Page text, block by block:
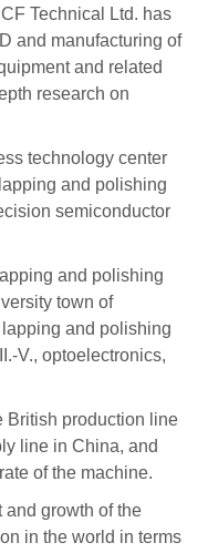
Technical Ltd. has
and manufacturing of
and related
research on
technology center
and polishing
semiconductor
and polishing
town of
and polishing
V., optoelectronics,
British production line
line in China, and
of the machine.
growth of the
in the world in terms